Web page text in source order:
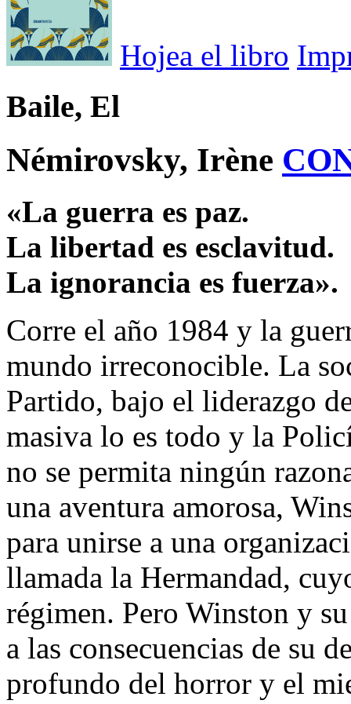
Hojea el libro
Baile, El
Némirovsky, Irène
«La guerra es paz.
La libertad es esclavitud.
La ignorancia es fuerza».
Corre el año 1984 y la
mundo irreconocible. La
Partido, bajo el liderazgo
masiva lo es todo y la
no se permita ningún
una aventura amorosa,
para unirse a una
llamada la Hermandad,
régimen. Pero Winston y
a las consecuencias de su
profundo del horror y el